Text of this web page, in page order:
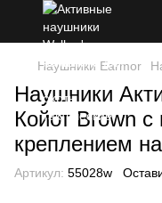
Наушники Earmor
Наушники
Койот Brown с
креплением
Артикул: 55028w